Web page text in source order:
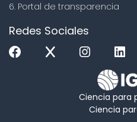
6. Portal de transparencia
Redes Sociales
Ciencia para
Ciencia